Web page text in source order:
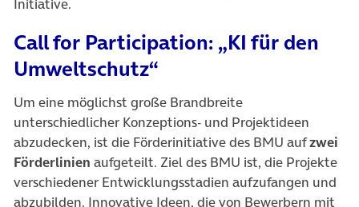
Initiative.
Call for Participation: „KI für den
Umweltschutz“
Um eine möglichst große Brandbreite
unterschiedlicher Konzeptions- und Projektideen
abzudecken, ist die Förderinitiative des BMU aufzwei
Förderlinien aufgeteilt. Ziel des BMU ist, die Projekte
verschiedener Entwicklungsstadien aufzufangen und
abzubilden. Innovative Ideen, die von Bewerbern mit